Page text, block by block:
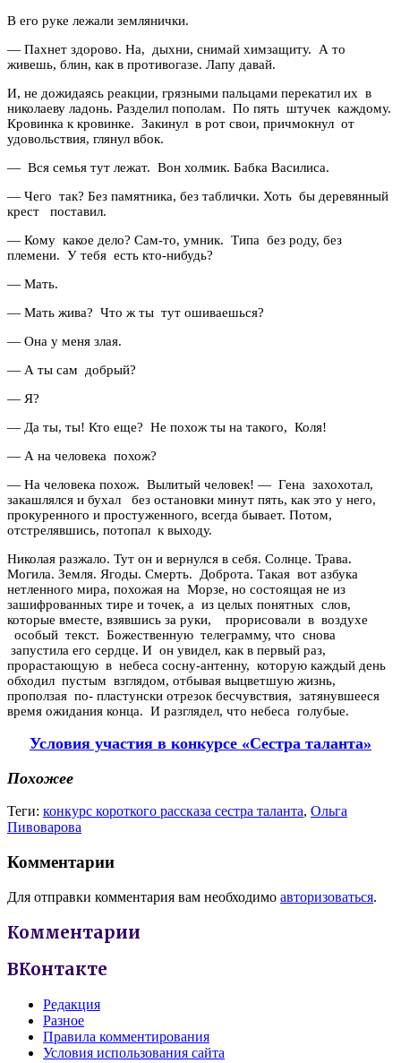
В его руке лежали землянички.
— Пахнет здорово. На, дыхни, снимай химзащиту. А то
живешь, блин, как в противогазе. Лапу давай.
И, не дожидаясь реакции, грязными пальцами перекатил их в
николаеву ладонь. Разделил пополам. По пять штучек каждому.
Кровинка к кровинке. Закинул в рот свои, причмокнул от
удовольствия, глянул вбок.
— Вся семья тут лежат. Вон холмик. Бабка Василиса.
— Чего так? Без памятника, без таблички. Хоть бы деревянный
крест поставил.
— Кому какое дело? Сам-то, умник. Типа без роду, без
племени. У тебя есть кто-нибудь?
— Мать.
— Мать жива? Что ж ты тут ошиваешься?
— Она у меня злая.
— А ты сам добрый?
— Я?
— Да ты, ты! Кто еще? Не похож ты на такого, Коля!
— А на человека похож?
— На человека похож. Вылитый человек! — Гена захохотал,
закашлялся и бухал без остановки минут пять, как это у него,
прокуренного и простуженного, всегда бывает. Потом,
отстрелявшись, потопал к выходу.
Николая разжало. Тут он и вернулся в себя. Солнце. Трава.
Могила. Земля. Ягоды. Смерть. Доброта. Такая вот азбука
нетленного мира, похожая на Морзе, но состоящая не из
зашифрованных тире и точек, а из целых понятных слов,
которые вместе, взявшись за руки, прорисовали в воздухе
особый текст. Божественную телеграмму, что снова
запустила его сердце. И он увидел, как в первый раз,
прорастающую в небеса сосну-антенну, которую каждый день
обходил пустым взглядом, отбывая выцветшую жизнь,
проползая по- пластунски отрезок бесчувствия, затянувшееся
время ожидания конца. И разглядел, что небеса голубые.
Условия участия в конкурсе «Сестра таланта»
Похожее
Теги: конкурс короткого рассказа сестра таланта, Ольга
Пивоварова
Комментарии
Для отправки комментария вам необходимо авторизоваться.
Комментарии
ВКонтакте
Редакция
Разное
Правила комментирования
Условия использования сайта